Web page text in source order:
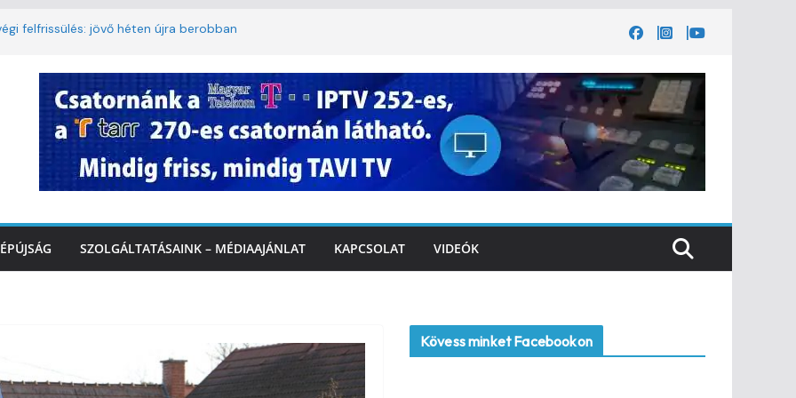
felfrissülés: jövő héten újra berobban
3. kerület TVE csapatát fogadta a
a tűzoltók dolgát Marcalinál
közlekedésért, elektromos
SZOLGÁLTATÁSAINK – MÉDIAAJÁNLAT KAPCSOLAT VIDEÓK
Kövess minket Facebookon